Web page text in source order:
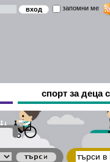
запомни ме
спорт за деца